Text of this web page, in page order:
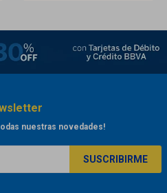
nuestras novedades!
SUSCRIBIRME